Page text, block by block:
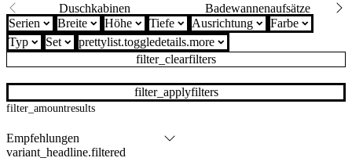
Duschkabinen
Badewannenaufsätze
Serien
Breite Höhe Tiefe Ausrichtung
Farbe
Typ
Set
prettylist.toggledetails.more
filter_clearfilters
filter_applyfilters
filter_amountresults
variant_headline.filtered